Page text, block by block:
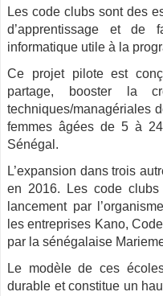
Les code clubs sont des
d’apprentissage et de
informatique utile à la
Ce projet pilote est
partage, booster la
techniques/managériales
femmes âgées de 5 à
Sénégal.
L’expansion dans trois
en 2016. Les code
lancement par
les entreprises Kano,
par la sénégalaise
Le modèle de ces
durable et constitue un